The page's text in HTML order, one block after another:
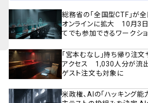
総務省の「全国型CTF」が
オンラインに拡大 10月3日
てでも参加できるワークシ
「宮本むなし」持ち帰り注文
アクセス 1,030人分が流出
ゲスト注文も対象に
米政権、AIの「ハッキング能